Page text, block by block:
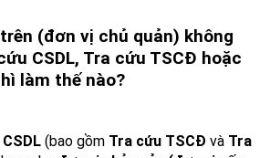
(đơn vị chủ quản) không
CSDL, Tra cứu TSCĐ hoặc
làm thế nào?
(bao gồm Tra cứu TSCĐ và Tra